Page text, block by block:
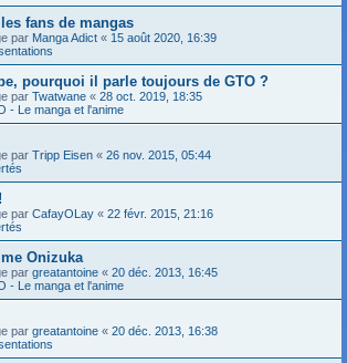
fans de mangas
par Manga Adict « 15 août 2020, 16:39
pourquoi il parle toujours de GTO ?
par Twatwane « 28 oct. 2019, 18:35
- Le manga et l'anime
par Tripp Eisen « 26 nov. 2015, 05:44
par CafayOLay « 22 févr. 2015, 21:16
Onizuka
par greatantoine « 20 déc. 2013, 16:45
- Le manga et l'anime
par greatantoine « 20 déc. 2013, 16:38